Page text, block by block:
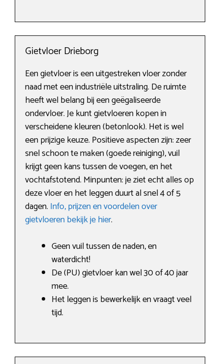
Gietvloer Drieborg
Een gietvloer is een uitgestreken vloer zonder
naad met een industriële uitstraling. De ruimte
heeft wel belang bij een geëgaliseerde
ondervloer. Je kunt gietvloeren kopen in
verscheidene kleuren (betonlook). Het is wel
een prijzige keuze. Positieve aspecten zijn: zeer
snel schoon te maken (goede reiniging), vuil
krijgt geen kans tussen de voegen, en het
vochtafstotend. Minpunten: je ziet echt alles op
deze vloer en het leggen duurt al snel 4 of 5
dagen. Info, prijzen en voordelen over
gietvloeren bekijk je hier.
Geen vuil tussen de naden, en
waterdicht!
De (PU) gietvloer kan wel 30 of 40 jaar
mee.
Het leggen is bewerkelijk en vraagt veel
tijd.